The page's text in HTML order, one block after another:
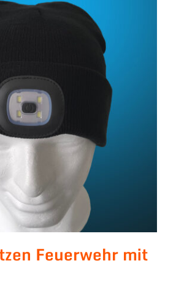
Feuerwehr mit